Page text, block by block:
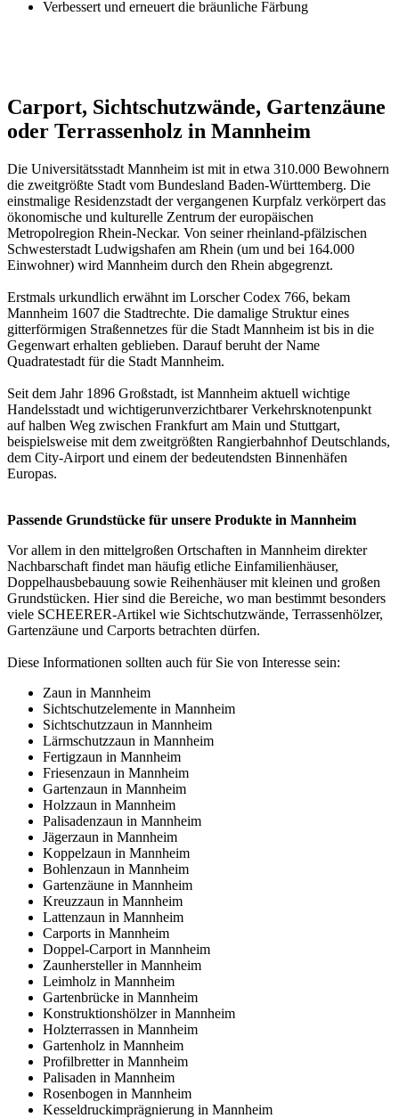
Verbessert und erneuert die bräunliche Färbung
Carport, Sichtschutzwände, Gartenzäune
oder Terrassenholz in Mannheim
Die Universitätsstadt Mannheim ist mit in etwa 310.000 Bewohnern
die zweitgrößte Stadt vom Bundesland Baden-Württemberg. Die
einstmalige Residenzstadt der vergangenen Kurpfalz verkörpert das
ökonomische und kulturelle Zentrum der europäischen
Metropolregion Rhein-Neckar. Von seiner rheinland-pfälzischen
Schwesterstadt Ludwigshafen am Rhein (um und bei 164.000
Einwohner) wird Mannheim durch den Rhein abgegrenzt.
Erstmals urkundlich erwähnt im Lorscher Codex 766, bekam
Mannheim 1607 die Stadtrechte. Die damalige Struktur eines
gitterförmigen Straßennetzes für die Stadt Mannheim ist bis in die
Gegenwart erhalten geblieben. Darauf beruht der Name
Quadratestadt für die Stadt Mannheim.
Seit dem Jahr 1896 Großstadt, ist Mannheim aktuell wichtige
Handelsstadt und wichtigerunverzichtbarer Verkehrsknotenpunkt
auf halben Weg zwischen Frankfurt am Main und Stuttgart,
beispielsweise mit dem zweitgrößten Rangierbahnhof Deutschlands,
dem City-Airport und einem der bedeutendsten Binnenhäfen
Europas.
Passende Grundstücke für unsere Produkte in Mannheim
Vor allem in den mittelgroßen Ortschaften in Mannheim direkter
Nachbarschaft findet man häufig etliche Einfamilienhäuser,
Doppelhausbebauung sowie Reihenhäuser mit kleinen und großen
Grundstücken. Hier sind die Bereiche, wo man bestimmt besonders
viele SCHEERER-Artikel wie Sichtschutzwände, Terrassenhölzer,
Gartenzäune und Carports betrachten dürfen.
Diese Informationen sollten auch für Sie von Interesse sein:
Zaun in Mannheim
Sichtschutzelemente in Mannheim
Sichtschutzzaun in Mannheim
Lärmschutzzaun in Mannheim
Fertigzaun in Mannheim
Friesenzaun in Mannheim
Gartenzaun in Mannheim
Holzzaun in Mannheim
Palisadenzaun in Mannheim
Jägerzaun in Mannheim
Koppelzaun in Mannheim
Bohlenzaun in Mannheim
Gartenzäune in Mannheim
Kreuzzaun in Mannheim
Lattenzaun in Mannheim
Carports in Mannheim
Doppel-Carport in Mannheim
Zaunhersteller in Mannheim
Leimholz in Mannheim
Gartenbrücke in Mannheim
Konstruktionshölzer in Mannheim
Holzterrassen in Mannheim
Gartenholz in Mannheim
Profilbretter in Mannheim
Palisaden in Mannheim
Rosenbogen in Mannheim
Kesseldruckimprägnierung in Mannheim